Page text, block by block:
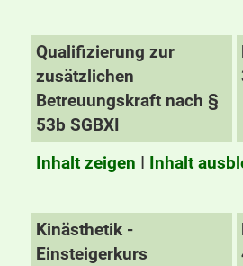
Qualifizierung zur
zusätzlichen
Betreuungskraft nach §
53b SGBXI
Inhalt zeigen I Inhalt
Kinästhetik -
Einsteigerkurs